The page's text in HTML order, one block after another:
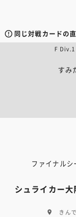
同じ対戦カードの
すみ
F
ファイナル
シュライカー大
きん